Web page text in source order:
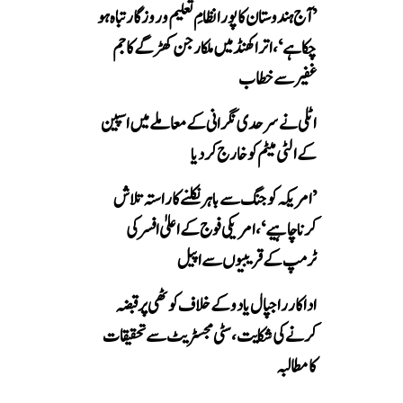
’آج ہندوستان کا پورا نظامِ تعلیم و روزگار تباہ ہو
چکا ہے‘، اتراکھنڈ میں ملکارجن کھڑگے کا جم
غفیر سے خطاب
اٹلی نے سرحدی نگرانی کے معاملے میں اسپین
کے الٹی میٹم کو خارج کر دیا
’امریکہ کو جنگ سے باہر نکلنے کا راستہ تلاش
کرنا چاہیے‘، امریکی فوج کے اعلیٰ افسر کی
ٹرمپ کے قریبیوں سے اپیل
اداکار راجپال یادو کے خلاف کوٹھی پر قبضہ
کرنے کی شکایت، سٹی مجسٹریٹ سے تحقیقات
کا مطالبہ